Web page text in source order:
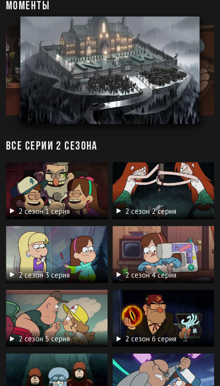
Моменты
Все серии 2 сезона
2 сезон 1 серия 2 сезон 2 серия
2 сезон 3 серия 2 сезон 4 серия
2 сезон 5 серия 2 сезон 6 серия